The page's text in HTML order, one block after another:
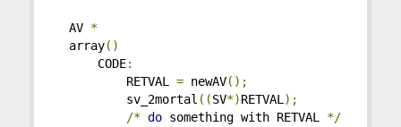
AV *
array()
CODE:
RETVAL = newAV();
sv_2mortal ((SV*)RETVAL);
/* do something with RETVAL */